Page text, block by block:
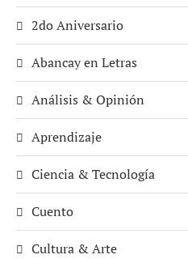
2do Aniversario
Abancay en Letras
Análisis & Opinión
Aprendizaje
Ciencia & Tecnología
Cuento
Cultura & Arte